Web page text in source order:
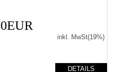
inkl. MwSt(19%)
DETAILS